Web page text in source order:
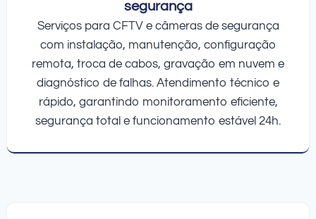
segurança
Serviços para CFTV e câmeras de segurança
com instalação, manutenção, configuração
remota, troca de cabos, gravação em nuvem e
diagnóstico de falhas. Atendimento técnico e
rápido, garantindo monitoramento eficiente,
segurança total e funcionamento estável 24h.